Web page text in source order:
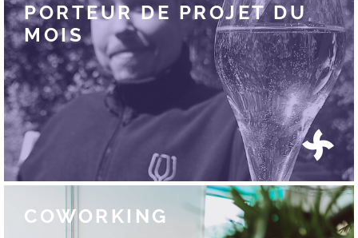
PORTEUR DE PROJET DU
MOIS
COWORKING